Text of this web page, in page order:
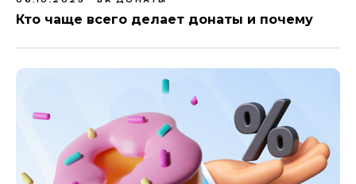
Кто чаще всего делает донаты и почему